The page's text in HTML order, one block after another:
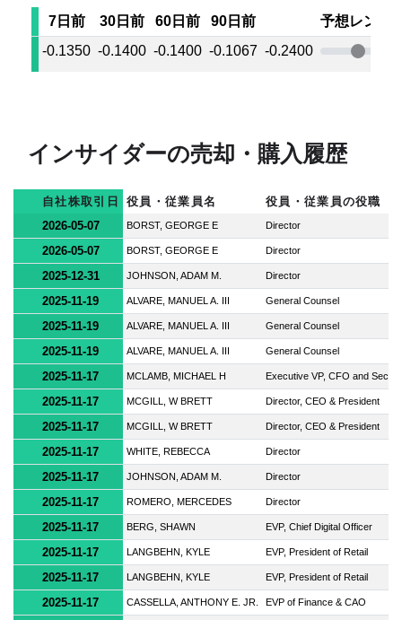
7日前 30日前 60日前 90日前
予想レンジ
-0.1350 -0.1400 -0.1400 -0.1067 -0.2400
インサイダーの売却・購入履歴
自社株取引日 役員・従業員名
役員・従業員の役職
2026-05-07
BORST, GEORGE E Director
2026-05-07 BORST, GEORGE E Director
2025-12-31 JOHNSON, ADAM M. Director
2025-11-19 ALVARE, MANUEL A. III General Counsel
2025-11-19 ALVARE, MANUEL A. III General Counsel
2025-11-19 ALVARE, MANUEL A. III General Counsel
2025-11-17 MCLAMB, MICHAEL H Executive VP, CFO and Sec
2025-11-17 MCGILL, W BRETT Director, CEO & President
2025-11-17 MCGILL, W BRETT Director, CEO & President
2025-11-17 WHITE, REBECCA Director
2025-11-17 JOHNSON, ADAM M. Director
2025-11-17 ROMERO, MERCEDES Director
2025-11-17 BERG, SHAWN EVP, Chief Digital Officer
2025-11-17 LANGBEHN, KYLE EVP, President of Retail
2025-11-17 LANGBEHN, KYLE EVP, President of Retail
2025-11-17 CASSELLA, ANTHONY E. JR. EVP of Finance & CAO